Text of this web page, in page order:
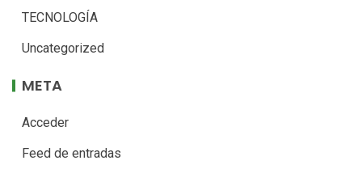
TECNOLOGÍA
Uncategorized
META
Acceder
Feed de entradas